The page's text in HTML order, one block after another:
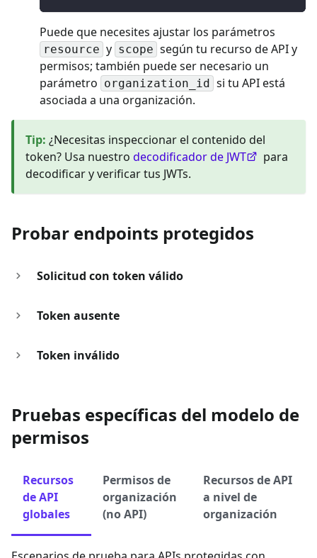
Puede que necesites ajustar los parámetros
resource y scope según tu recurso de API y
permisos; también puede ser necesario un
parámetro organization_id
si tu API está
asociada a una organización.
Tip: ¿Necesitas inspeccionar el contenido del
token? Usa nuestro decodificador de JWT
para
decodificar y verificar tus JWTs.
Probar endpoints protegidos
Solicitud con token válido
Token ausente
Token inválido
Pruebas específicas del modelo de
permisos
Recursos
de API
globales
Permisos de
organización
(no API)
Recursos de API
a nivel de
organización